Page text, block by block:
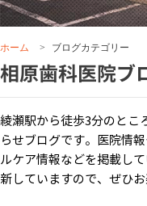
ホーム > ブログカテゴリー
相原歯科医院ブ
綾瀬駅から徒歩3分のとこ
らせブログです。医院情
ルケア情報などを掲載し
新していますので、ぜひお